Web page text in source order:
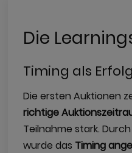
Die
Timing als
Die ersten Auktionen
richtige
Teilnahme stark.
wurde das Timing